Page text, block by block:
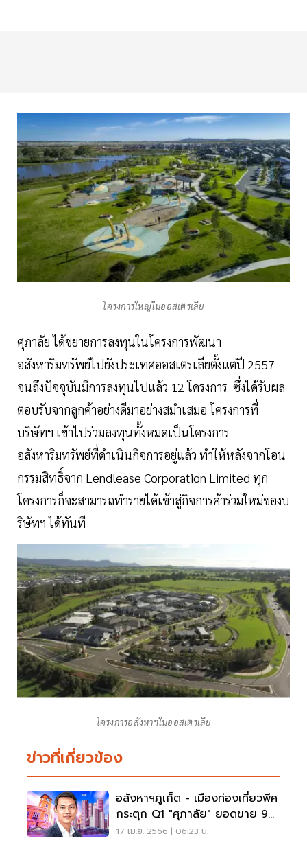
โครงการใหญ่ในออสเตรเลีย
ศุภาลัย ได้ขยายการลงทุนในโครงการพัฒนา
อสังหาริมทรัพย์ไปยังประเทศออสเตรเลียตั้งแต่ปี 2557
จนถึงปัจจุบันมีการลงทุนไปแล้ว 12 โครงการ ซึ่งได้รับผล
ตอบรับจากลูกค้าอย่างดีมาอย่างสม่ำเสมอ โครงการที่
บริษัทฯ เข้าไปร่วมลงทุนทั้งหมดเป็นโครงการ
อสังหาริมทรัพย์ที่ดำเนินกิจการอยู่แล้ว ทำให้หลังจากโอน
กรรมสิทธิ์จาก Lendlease Corporation Limited ทุก
โครงการก็จะสามารถทำรายได้เข้าสู่กิจการค้าร่วมใหม่ของบ
ริษัทฯ ได้ทันที
โครงการอสังหาฯในออสเตรเลีย
ข่าวที่เกี่ยวข้อง
อสังหาฯภูเก็ต - เมืองท่องเที่ยวพีค
กระตุก Q1 "ศุภาลัย" ยอดขาย 9
พันล้าน
17 เม.ย. 2566 | 06:23 น.